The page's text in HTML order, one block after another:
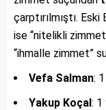
çarptırılmıştı.
ise “nitelikli
“ihmalle zimmet”
Vefa Salman:
Yakup Koçal: 1